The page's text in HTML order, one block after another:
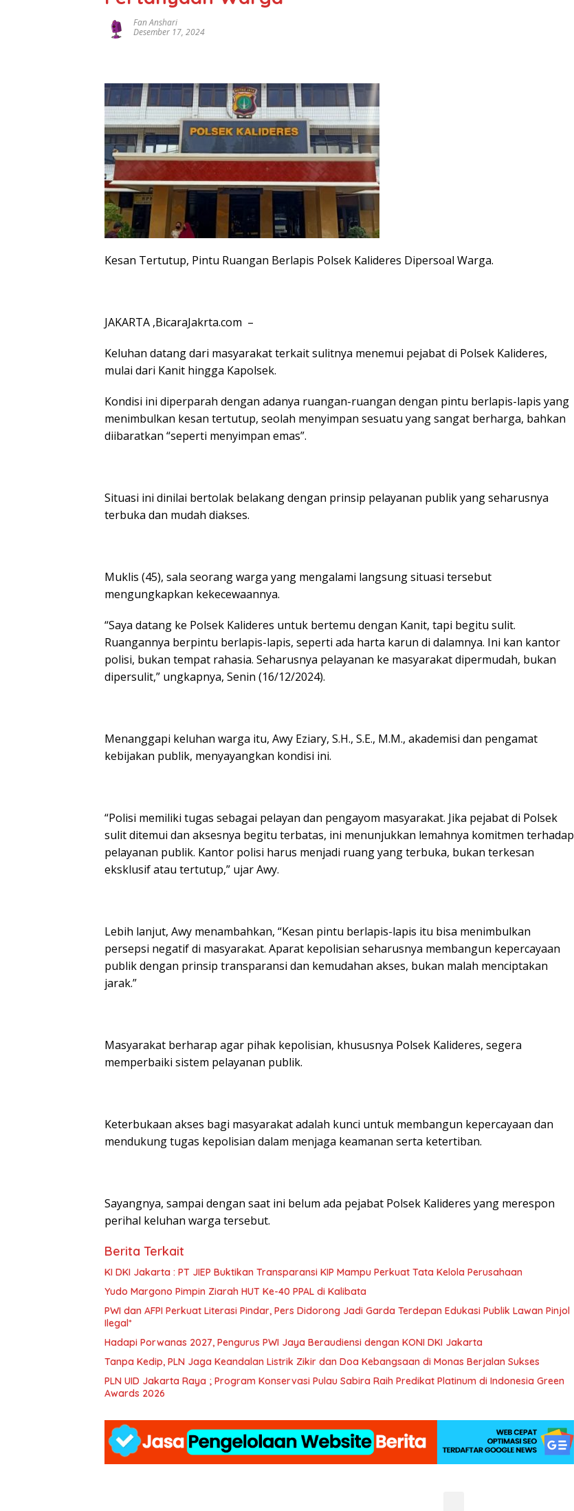
Fan Anshari
Desember 17, 2024
Kesan Tertutup, Pintu Ruangan Berlapis Polsek Kalideres Dipersoal Warga.
JAKARTA ,BicaraJakrta.com –
Keluhan datang dari masyarakat terkait sulitnya menemui pejabat di Polsek Kalideres,
mulai dari Kanit hingga Kapolsek.
Kondisi ini diperparah dengan adanya ruangan-ruangan dengan pintu berlapis-lapis yang
menimbulkan kesan tertutup, seolah menyimpan sesuatu yang sangat berharga, bahkan
diibaratkan “seperti menyimpan emas”.
Situasi ini dinilai bertolak belakang dengan prinsip pelayanan publik yang seharusnya
terbuka dan mudah diakses.
Muklis (45), sala seorang warga yang mengalami langsung situasi tersebut
mengungkapkan kekecewaannya.
“Saya datang ke Polsek Kalideres untuk bertemu dengan Kanit, tapi begitu sulit.
Ruangannya berpintu berlapis-lapis, seperti ada harta karun di dalamnya. Ini kan kantor
polisi, bukan tempat rahasia. Seharusnya pelayanan ke masyarakat dipermudah, bukan
dipersulit,” ungkapnya, Senin (16/12/2024).
Menanggapi keluhan warga itu, Awy Eziary, S.H., S.E., M.M., akademisi dan pengamat
kebijakan publik, menyayangkan kondisi ini.
“Polisi memiliki tugas sebagai pelayan dan pengayom masyarakat. Jika pejabat di Polsek
sulit ditemui dan aksesnya begitu terbatas, ini menunjukkan lemahnya komitmen terhadap
pelayanan publik. Kantor polisi harus menjadi ruang yang terbuka, bukan terkesan
eksklusif atau tertutup,” ujar Awy.
Lebih lanjut, Awy menambahkan, “Kesan pintu berlapis-lapis itu bisa menimbulkan
persepsi negatif di masyarakat. Aparat kepolisian seharusnya membangun kepercayaan
publik dengan prinsip transparansi dan kemudahan akses, bukan malah menciptakan
jarak.”
Masyarakat berharap agar pihak kepolisian, khususnya Polsek Kalideres, segera
memperbaiki sistem pelayanan publik.
Keterbukaan akses bagi masyarakat adalah kunci untuk membangun kepercayaan dan
mendukung tugas kepolisian dalam menjaga keamanan serta ketertiban.
Sayangnya, sampai dengan saat ini belum ada pejabat Polsek Kalideres yang merespon
perihal keluhan warga tersebut.
Berita Terkait
KI DKI Jakarta : PT JIEP Buktikan Transparansi KIP Mampu Perkuat Tata Kelola Perusahaan
Yudo Margono Pimpin Ziarah HUT Ke-40 PPAL di Kalibata
PWI dan AFPI Perkuat Literasi Pindar, Pers Didorong Jadi Garda Terdepan Edukasi Publik Lawan Pinjol
Ilegal*
Hadapi Porwanas 2027, Pengurus PWI Jaya Beraudiensi dengan KONI DKI Jakarta
Tanpa Kedip, PLN Jaga Keandalan Listrik Zikir dan Doa Kebangsaan di Monas Berjalan Sukses
PLN UID Jakarta Raya ; Program Konservasi Pulau Sabira Raih Predikat Platinum di Indonesia Green
Awards 2026